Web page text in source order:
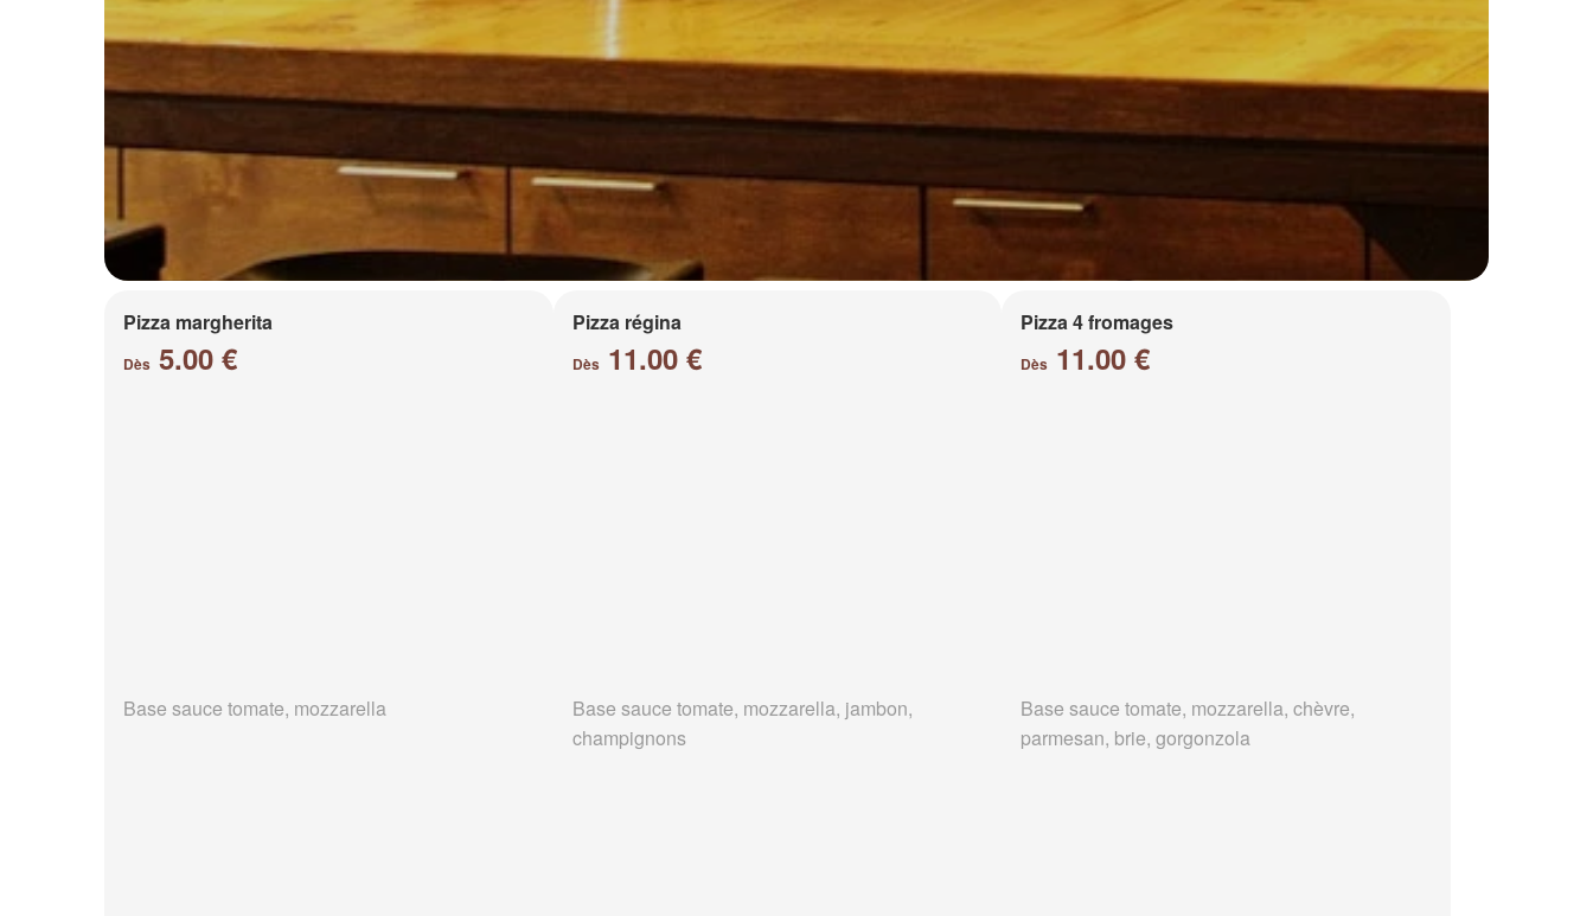
Pizza margherita
Dès 5.00 €
Base sauce tomate, mozzarella
Pizza régina
Dès11.00 €
Base sauce tomate, mozzarella, jambon,
champignons
Pizza 4 fromages
Dès 11.00 €
Base sauce tomate, mozzarella, chèvre,
parmesan, brie, gorgonzola